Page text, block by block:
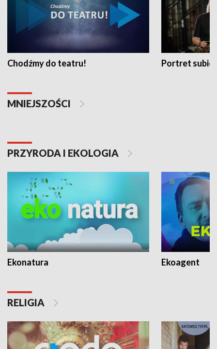
Chodźmy do teatru! Portret
MNIEJSZOŚCI
PRZYRODA I EKOLOGIA
Ekonatura Ekoagent
RELIGIA